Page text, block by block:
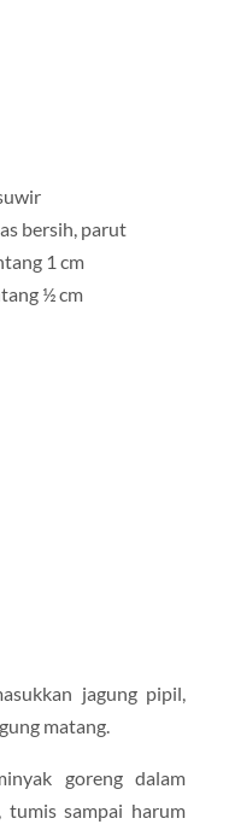
bersih, parut
1 cm
½ cm
jagung pipil,
matang.
goreng dalam
tumis sampai harum